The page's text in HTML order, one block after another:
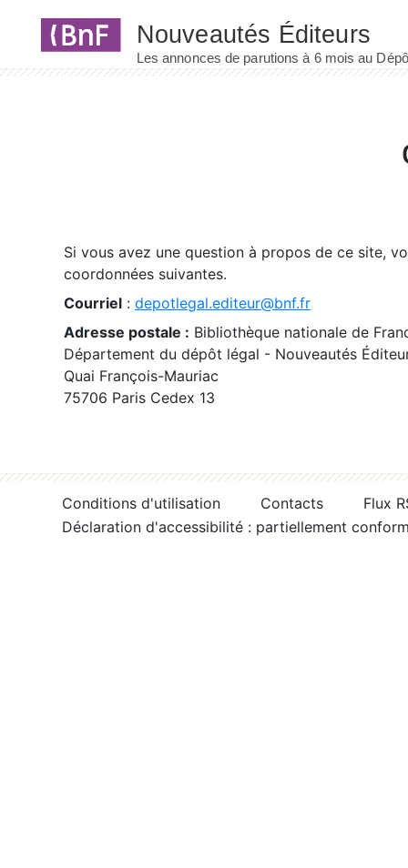
Si vous avez une question à propos de ce site,
coordonnées suivantes.
Courriel : depotlegal.editeur@bnf.fr
Adresse postale : Bibliothèque nationale de
Département du dépôt légal - Nouveautés
Quai François-Mauriac
75706 Paris Cedex 13
Conditions d'utilisation Contacts
Flux
Déclaration d'accessibilité : partiellement